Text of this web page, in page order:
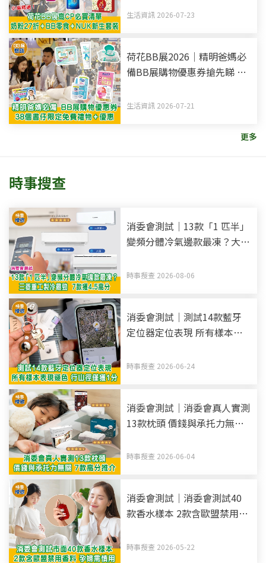
生活資訊 2026-07-23
荷花BB展2026｜精明爸媽必
備BB展購物優惠券搶先睇 38
生活資訊 2026-07-21
更多
時事搜查
消委會測試｜13款「1 匹半」
變頻分體冷氣邊款最凍？大金
時事搜查 2026-08-06
消委會測試｜測試14款藍牙
定位器定位表現 所有樣本表
時事搜查 2026-06-24
消委會測試｜消委會真人實測
13款枕頭 價錢與承托力無關
時事搜查 2026-06-04
消委會測試｜消委會測試40
款香水樣本 2款含歐盟禁用香
時事搜查 2026-05-22